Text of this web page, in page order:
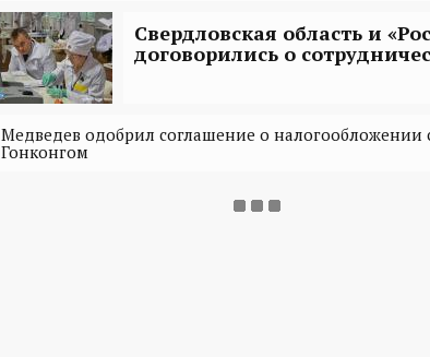
Свердловская область и
договорились о
Медведев одобрил соглашение о налогообложении
Гонконгом